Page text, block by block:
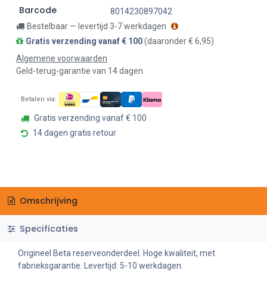
Barcode
8014230897042
Bestelbaar — levertijd 3-7 werkdagen
Gratis verzending vanaf € 100(daaronder € 6,95)
Algemene voorwaarden
Geld-terug-garantie van 14 dagen
Betalen via:
Gratis verzending vanaf € 100
14 dagen gratis retour
Omschrijving
Specificaties
Origineel Beta reserveonderdeel. Hoge kwaliteit, met
fabrieksgarantie. Levertijd: 5-10 werkdagen.